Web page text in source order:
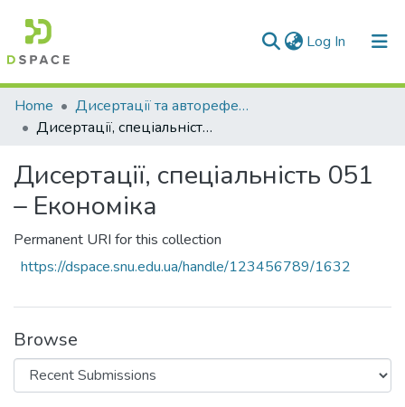
Log In (current)
Communities & Collections
All of DSpace
Statistics
Home
Дисертації та автореферати дисертацій
Дисертації, спеціальність 051 – Економіка
Дисертації, спеціальність 051
– Економіка
Permanent URI for this collection
https://dspace.snu.edu.ua/handle/123456789/1632
Browse